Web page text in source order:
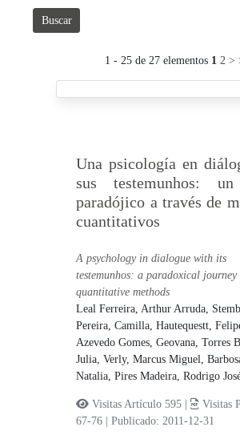
Buscar
1 - 25 de 27 elementos 1 2 >
Una psicología en
sus testemunhos:
paradójico a través de
cuantitativos
A psychology in dialogue with its
testemunhos: a paradoxical journey
quantitative methods
Leal Ferreira, Arthur Arruda,
Pereira, Camilla,Hautequestt,
Azevedo Gomes, Geovana,Torres
Julia,Verly, Marcus Miguel,
Natalia,Pires Madeira, Rodrigo
Visitas Artículo 595 |
Visitas
67-76
|Publicado: 2011-12-31